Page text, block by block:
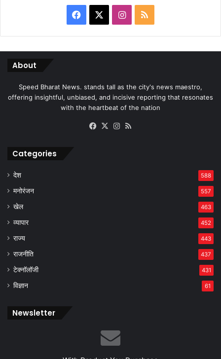
Facebook Instagram
RSS
About
Speed Bharat News. stands tall as the city's news maestro,
offering insightful, unbiased, and incisive reporting that resonates
with the heartbeat of the nation
Facebook
X Instagram
Categories
देश 588
मनोरंजन 557
खेल 463
व्यापार 452
राज्य 443
राजनीति 437
टेक्नॉलॉजी 431
विज्ञान 61
Newsletter